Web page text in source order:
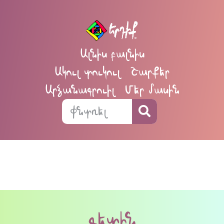
Ալնիս բալնիս
Ակուլ տուկուլ
Շարքեր
Արձանագրուիլ
Մեր մասին